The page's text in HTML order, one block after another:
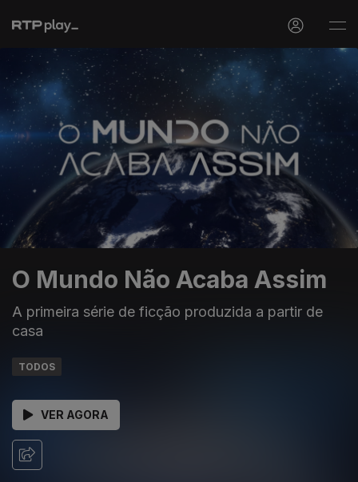
O Mundo Não Acaba Assim
A primeira série de ficção produzida a partir de
casa
TODOS
VER AGORA